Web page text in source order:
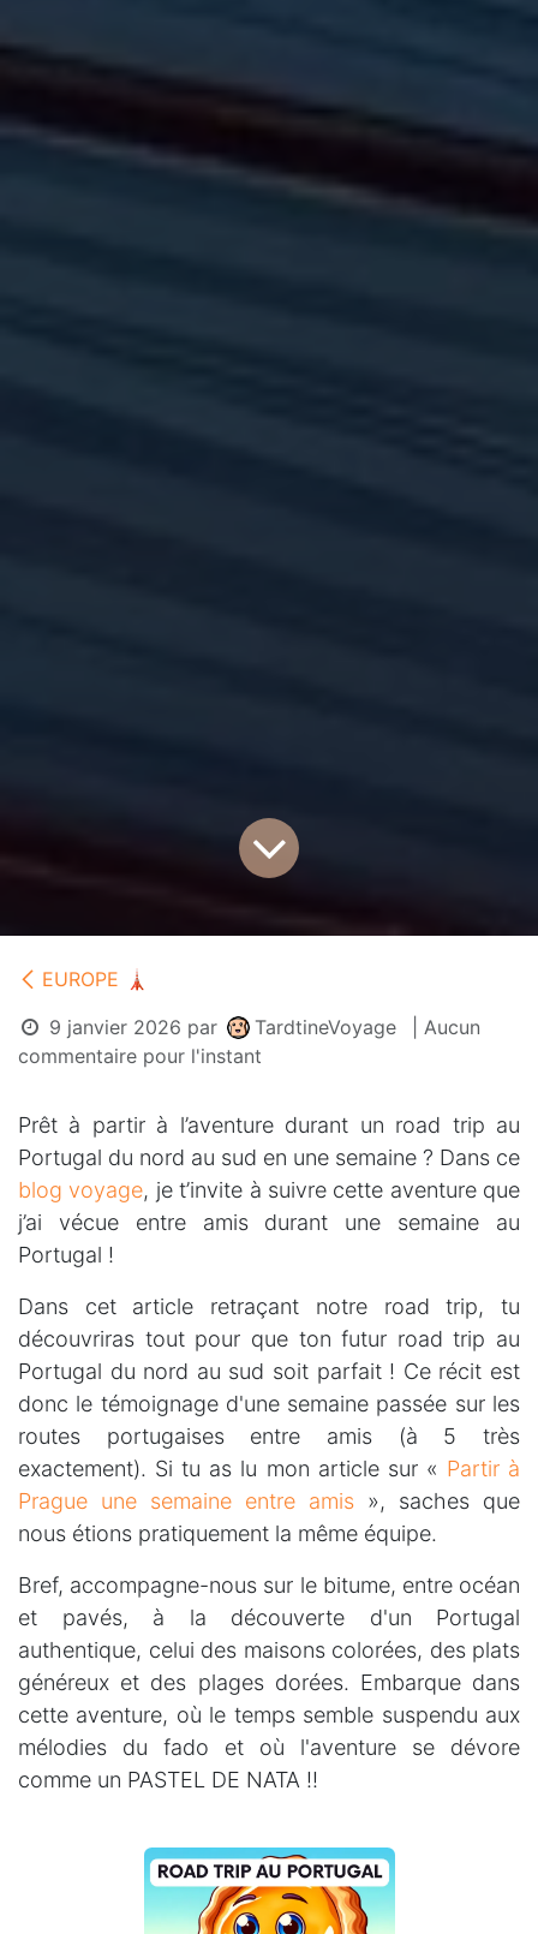
EUROPE 🗼
9 janvier 2026 par TardtineVoyage
| Aucun
commentaire pour l'instant
Prêt à partir à l’aventure durant un road trip au
Portugal du nord au sud en une semaine ? Dans ce
blog voyage, je t’invite à suivre cette aventure que
j’ai vécue entre amis durant une semaine au
Portugal !
Dans cet article retraçant notre road trip, tu
découvriras tout pour que ton futur road trip au
Portugal du nord au sud soit parfait ! Ce récit est
donc le témoignage d'une semaine passée sur les
routes portugaises entre amis (à 5 très
exactement). Si tu as lu mon article sur « Partir à
Prague une semaine entre amis », saches que
nous étions pratiquement la même équipe.
Bref, accompagne-nous sur le bitume, entre océan
et pavés, à la découverte d'un Portugal
authentique, celui des maisons colorées, des plats
généreux et des plages dorées. Embarque dans
cette aventure, où le temps semble suspendu aux
mélodies du fado et où l'aventure se dévore
comme un PASTEL DE NATA !!